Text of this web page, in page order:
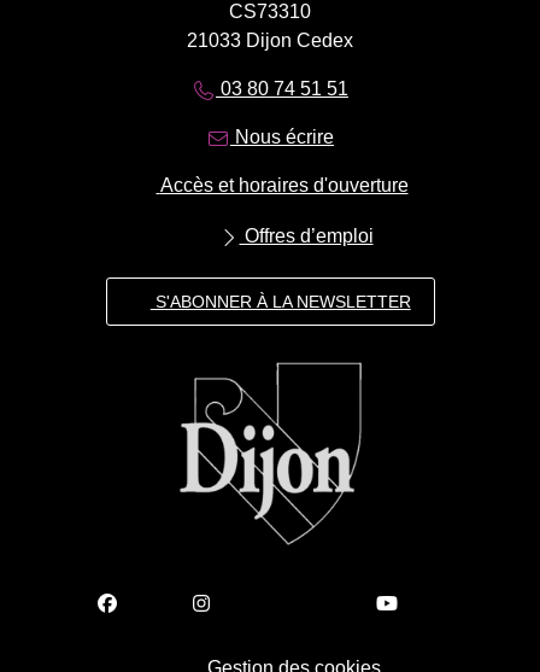
CS73310
21033 Dijon Cedex
03 80 74 51 51
Nous écrire
Accès et horaires d'ouverture
Offres d’emploi
S'ABONNER À LA NEWSLETTER
Gestion des cookies